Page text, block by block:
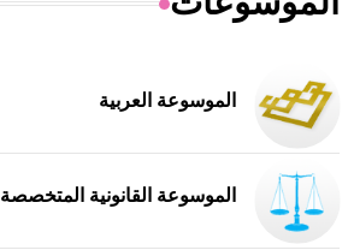
الموسوعة العربية
الموسوعة القانونية المتخصصة